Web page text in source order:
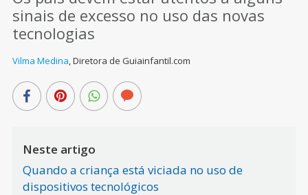
sinais de excesso no uso das novas
tecnologias
Vilma Medina,Diretora de Guiainfantil.com
Neste artigo
Quando a criança está viciada no uso de
dispositivos tecnológicos